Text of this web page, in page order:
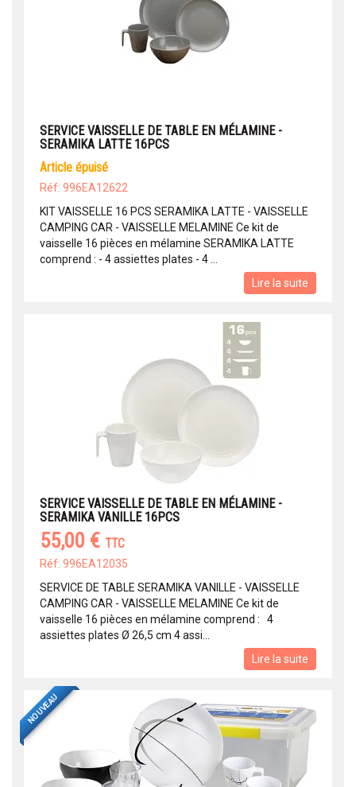
SERVICE VAISSELLE DE TABLE EN MÉLAMINE -
SERAMIKA LATTE 16PCS
article épuisé
Réf: 996EA12622
KIT VAISSELLE 16 PCS SERAMIKA LATTE - VAISSELLE
CAMPING CAR - VAISSELLE MELAMINE Ce kit de
vaisselle 16 pièces en mélamine SERAMIKA LATTE
comprend : - 4 assiettes plates - 4 ...
Lire la suite
SERVICE VAISSELLE DE TABLE EN MÉLAMINE -
SERAMIKA VANILLE 16PCS
55,00 € TTC
Réf: 996EA12035
SERVICE DE TABLE SERAMIKA VANILLE - VAISSELLE
CAMPING CAR - VAISSELLE MELAMINE Ce kit de
vaisselle 16 pièces en mélamine comprend : 4
assiettes plates Ø 26,5 cm 4 assi...
Lire la suite
NOUVEAU